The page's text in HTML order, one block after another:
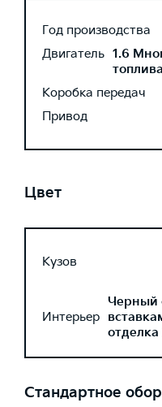
Год производства
Двигатель 1.6
Коробка передач
Привод
Цвет
Кузов
Интерьер
Черный
отделка
Стандартное